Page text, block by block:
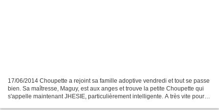
17/06/2014 Choupette a rejoint sa famille adoptive vendredi et tout se passe
bien. Sa maîtresse, Maguy, est aux anges et trouve la petite Choupette qui
s'appelle maintenant JHESIE, particulièrement intelligente. A très vite pour